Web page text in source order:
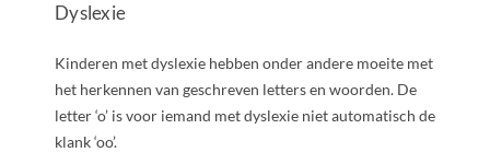
Dyslexie
Kinderen met dyslexie hebben onder andere moeite met
het herkennen van geschreven letters en woorden. De
letter ‘o’ is voor iemand met dyslexie niet automatisch de
klank ‘oo’.